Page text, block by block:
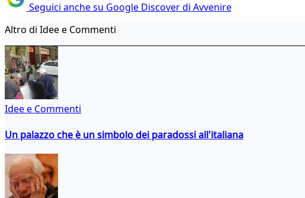
Seguici anche su Google Discover di Avvenire
Altro di Idee e Commenti
Idee e Commenti
Un palazzo che è un simbolo dei paradossi all'italiana